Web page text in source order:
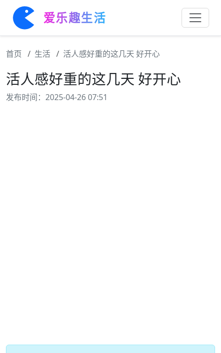
爱乐趣生活
首页 生活 活人感好重的这几天 好开心
活人感好重的这几天 好开心
发布时间：2025-04-26 07:51